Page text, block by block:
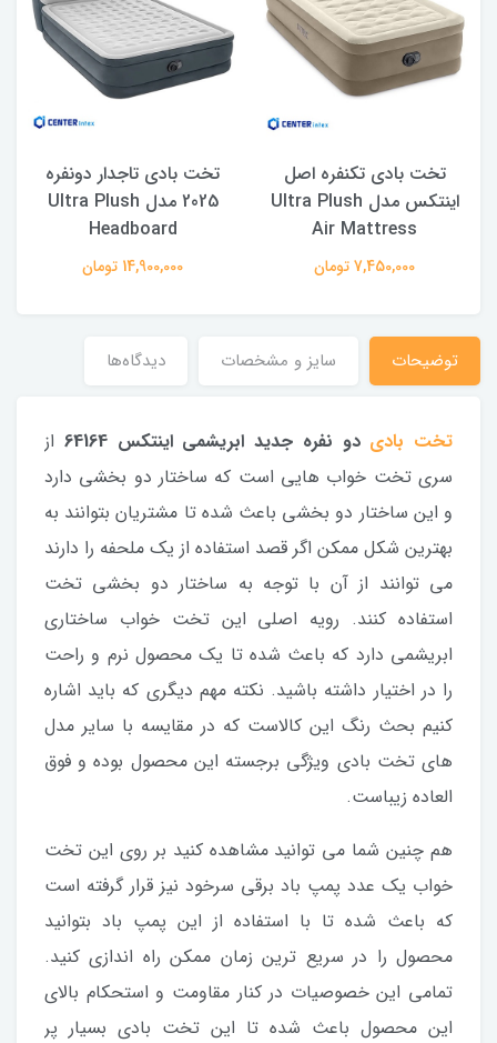
تخت بادی تکنفره اصل
اینتکس مدل Ultra Plush
Air Mattress
7,450,000 تومان
تخت بادی تاجدار دونفره
2025 مدل Ultra Plush
Headboard
14,900,000 تومان
توضیحات سایز و مشخصات دیدگاه‌ها
تخت بادی دو نفره جدید ابریشمی اینتکس 64164
از
سری تخت خواب هایی است که ساختار دو بخشی دارد
و این ساختار دو بخشی باعث شده تا مشتریان بتوانند به
بهترین شکل ممکن اگر قصد استفاده از یک ملحفه را دارند
می توانند از آن با توجه به ساختار دو بخشی تخت
استفاده کنند. رویه اصلی این تخت خواب ساختاری
ابریشمی دارد که باعث شده تا یک محصول نرم و راحت
را در اختیار داشته باشید. نکته مهم دیگری که باید اشاره
کنیم بحث رنگ این کالاست که در مقایسه با سایر مدل
های تخت بادی ویژگی برجسته این محصول بوده و فوق
العاده زیباست.
هم چنین شما می توانید مشاهده کنید بر روی این تخت
خواب یک عدد پمپ باد برقی سرخود نیز قرار گرفته است
که باعث شده تا با استفاده از این پمپ باد بتوانید
محصول را در سریع ترین زمان ممکن راه اندازی کنید.
تمامی این خصوصیات در کنار مقاومت و استحکام بالای
این محصول باعث شده تا این تخت بادی بسیار پر